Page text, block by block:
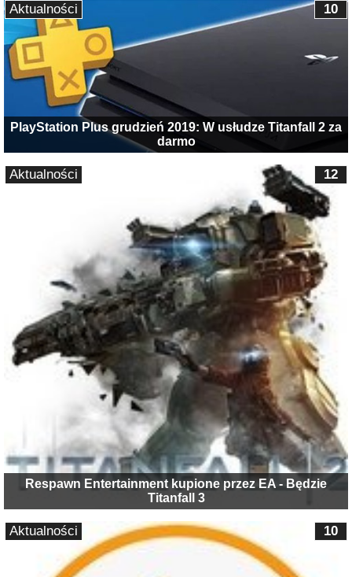
PlayStation Plus grudzień 2019: W usłudze Titanfall 2 za
darmo
10
Aktualności
Respawn Entertainment kupione przez EA - Będzie
Titanfall 3
12
Aktualności
10
Aktualności